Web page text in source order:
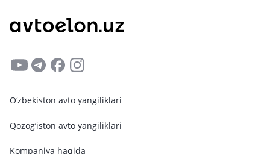
O‘zbekiston avto yangiliklari
Qozog‘iston avto yangiliklari
Kompaniya haqida